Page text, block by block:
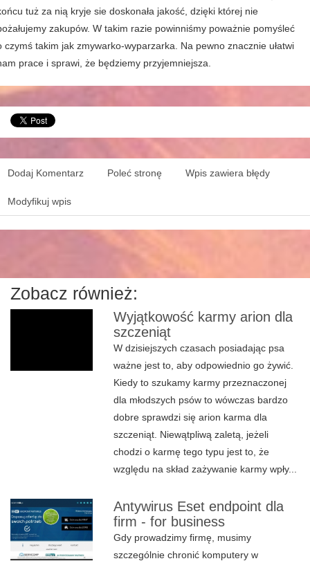
tuż za nią kryje sie doskonała jakość, dzięki której nie
zakupów. W takim razie powinniśmy poważnie pomyśleć
czymś takim jak zmywarko-wyparzarka. Na pewno znacznie ułatwi
prace i sprawi, że będziemy przyjemniejsza.
Dodaj Komentarz Poleć stronę Wpis zawiera błędy
Modyfikuj wpis
Zobacz również:
Wyjątkowość karmy arion dla
szczeniąt
W dzisiejszych czasach posiadając psa
ważne jest to, aby odpowiednio go żywić.
Kiedy to szukamy karmy przeznaczonej
dla młodszych psów to wówczas bardzo
dobre sprawdzi się arion karma dla
szczeniąt. Niewątpliwą zaletą, jeżeli
chodzi o karmę tego typu jest to, że
względu na skład zażywanie karmy wpły...
Antywirus Eset endpoint dla
firm - for business
Gdy prowadzimy firmę, musimy
szczególnie chronić komputery w